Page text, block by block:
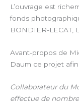
L’ouvrage est
fonds
BONDIER-LECAT,
Avant-propos de
Daum ce projet
Collaborateur du
effectue de